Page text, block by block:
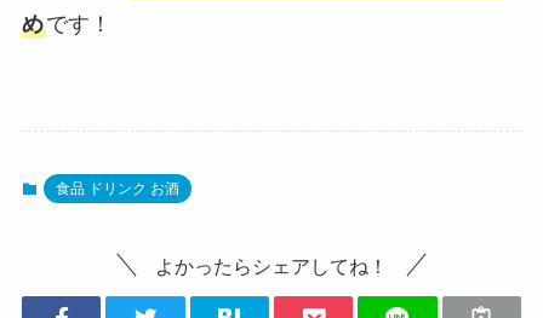
めです！
食品 ドリンク お酒
よかったらシェアしてね！